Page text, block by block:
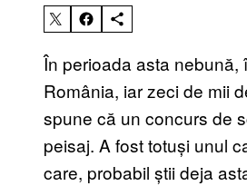
În perioada asta nebună,
România, iar zeci de mii
spune că un concurs de
peisaj. A fost totuși unul
care, probabil știi deja